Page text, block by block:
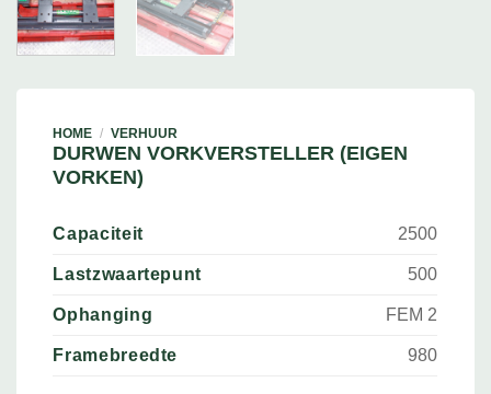
HOME / VERHUUR
DURWEN VORKVERSTELLER (EIGEN
VORKEN)
Capaciteit 2500
Lastzwaartepunt 500
Ophanging FEM 2
Framebreedte 980